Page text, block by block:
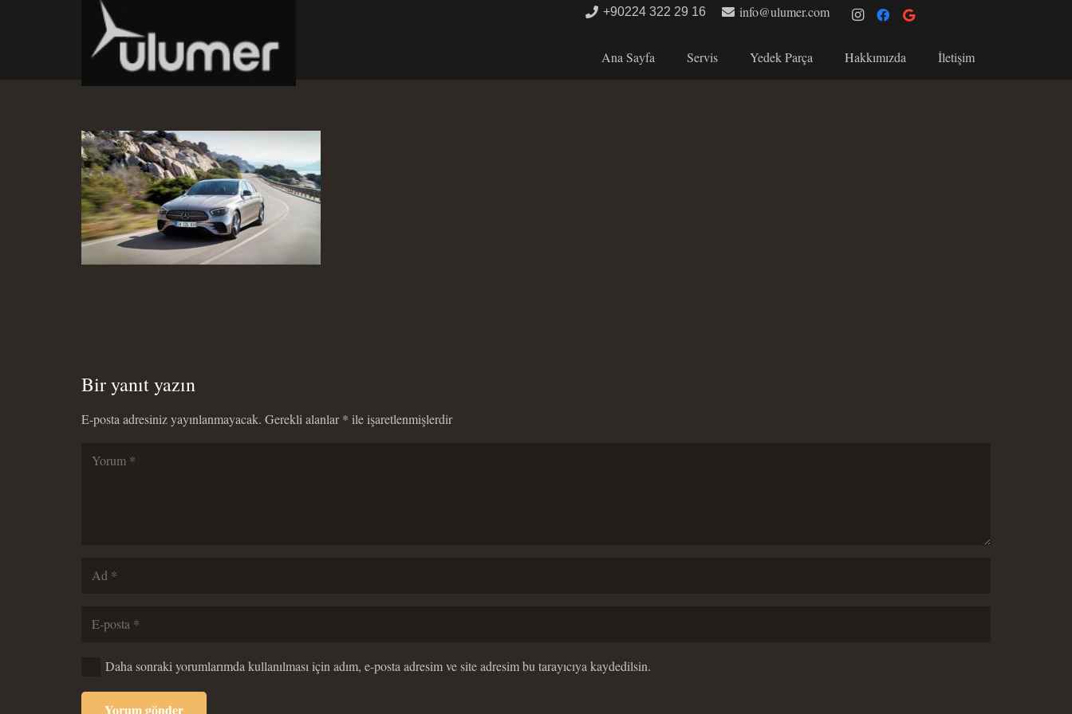
+90224 322 29 16 info@ulumer.com
Ana Sayfa Servis Yedek Parça Hakkımızda İletişim
Bir yanıt yazın
E-posta adresiniz yayınlanmayacak. Gerekli alanlar* ile işaretlenmişlerdir
Daha sonraki yorumlarımda kullanılması için adım, e-posta adresim ve site adresim bu tarayıcıya kaydedilsin.
Yorum gönder